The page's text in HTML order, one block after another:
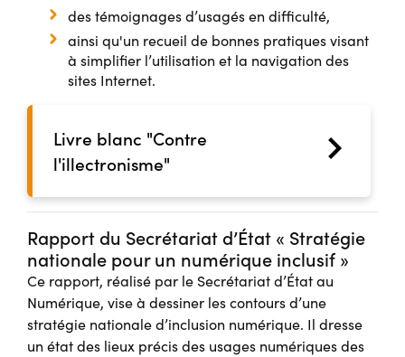
des témoignages d’usagés en difficulté,
ainsi qu'un recueil de bonnes pratiques visant
à simplifier l’utilisation et la navigation des
sites Internet.
Livre blanc "Contre
l'illectronisme"
Rapport du Secrétariat d’État « Stratégie
nationale pour un numérique inclusif »
Ce rapport, réalisé par le Secrétariat d’État au
Numérique, vise à dessiner les contours d’une
stratégie nationale d’inclusion numérique. Il dresse
un état des lieux précis des usages numériques des